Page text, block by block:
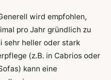
wird empfohlen,
pro Jahr gründlich zu
sehr heller oder stark
(z.B. in Cabrios oder
kann eine